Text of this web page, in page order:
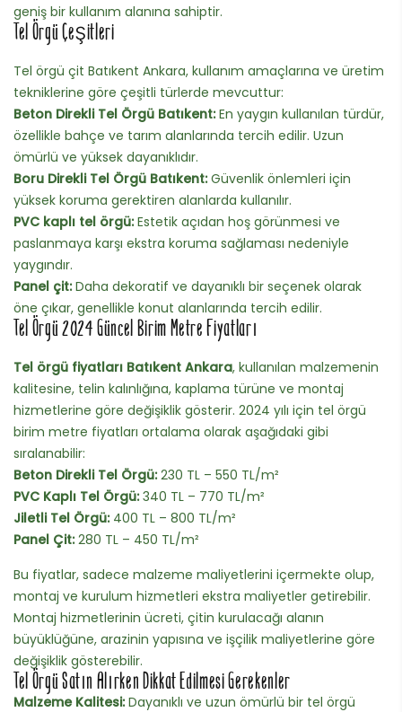
geniş bir kullanım alanına sahiptir.
Tel Örgü Çeşitleri
Tel örgü çit Batıkent Ankara, kullanım amaçlarına ve üretim
tekniklerine göre çeşitli türlerde mevcuttur:
Beton Direkli Tel Örgü Batıkent:En yaygın kullanılan türdür,
özellikle bahçe ve tarım alanlarında tercih edilir. Uzun
ömürlü ve yüksek dayanıklıdır.
Boru Direkli Tel Örgü Batıkent:Güvenlik önlemleri için
yüksek koruma gerektiren alanlarda kullanılır.
PVC kaplı tel örgü:Estetik açıdan hoş görünmesi ve
paslanmaya karşı ekstra koruma sağlaması nedeniyle
yaygındır.
Panel çit:Daha dekoratif ve dayanıklı bir seçenek olarak
öne çıkar, genellikle konut alanlarında tercih edilir.
Tel Örgü 2024 Güncel Birim Metre Fiyatları
Tel örgü fiyatları Batıkent Ankara, kullanılan malzemenin
kalitesine, telin kalınlığına, kaplama türüne ve montaj
hizmetlerine göre değişiklik gösterir. 2024 yılı için tel örgü
birim metre fiyatları ortalama olarak aşağıdaki gibi
sıralanabilir:
Beton Direkli Tel Örgü:230 TL – 550 TL/m²
PVC Kaplı Tel Örgü:340 TL – 770 TL/m²
Jiletli Tel Örgü:400 TL – 800 TL/m²
Panel Çit:280 TL – 450 TL/m²
Bu fiyatlar, sadece malzeme maliyetlerini içermekte olup,
montaj ve kurulum hizmetleri ekstra maliyetler getirebilir.
Montaj hizmetlerinin ücreti, çitin kurulacağı alanın
büyüklüğüne, arazinin yapısına ve işçilik maliyetlerine göre
değişiklik gösterebilir.
Tel Örgü Satın Alırken Dikkat Edilmesi Gerekenler
Malzeme Kalitesi:Dayanıklı ve uzun ömürlü bir tel örgü